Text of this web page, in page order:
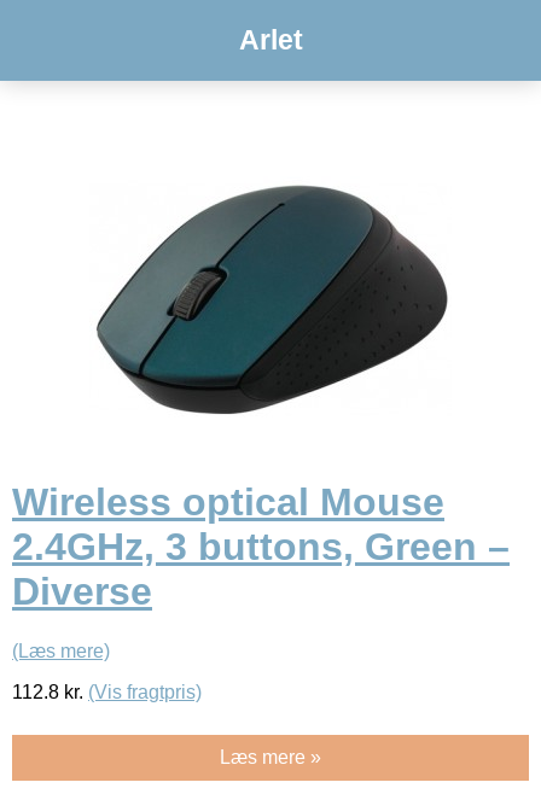
Arlet
Wireless optical Mouse
2.4GHz, 3 buttons, Green –
Diverse
(Læs mere)
112.8 kr. (Vis fragtpris)
Læs mere »